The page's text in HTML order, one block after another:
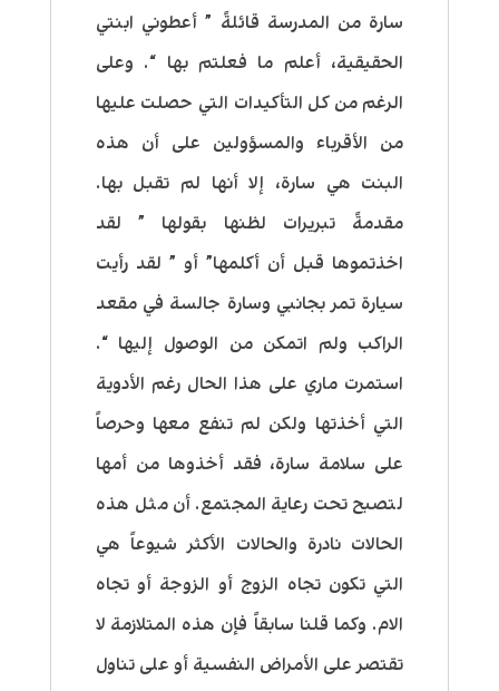
سارة من المدرسة قائلةً ” أعطوني ابنتي
الحقيقية، أعلم ما فعلتم بها “. وعلى
الرغم من كل التأكيدات التي حصلت عليها
من الأقرباء والمسؤولين على أن هذه
البنت هي سارة، إلا أنها لم تقبل بها.
مقدمةً تبريرات لظنها بقولها ” لقد
اخذتموها قبل أن أكلمها” أو ” لقد رأيت
سيارة تمر بجانبي وسارة جالسة في مقعد
الراكب ولم اتمكن من الوصول إليها “.
استمرت ماري على هذا الحال رغم الأدوية
التي أخذتها ولكن لم تنفع معها وحرصاً
على سلامة سارة، فقد أخذوها من أمها
لتصبح تحت رعاية المجتمع. أن مثل هذه
الحالات نادرة والحالات الأكثر شيوعاً هي
التي تكون تجاه الزوج أو الزوجة أو تجاه
الام. وكما قلنا سابقاً فإن هذه المتلازمة لا
تقتصر على الأمراض النفسية أو على تناول